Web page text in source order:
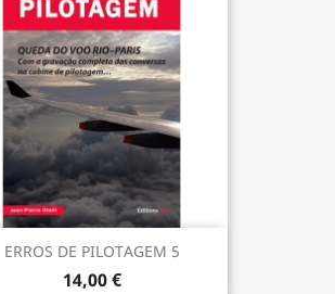
ERROS DE PILOTAGEM 5
14,00 €